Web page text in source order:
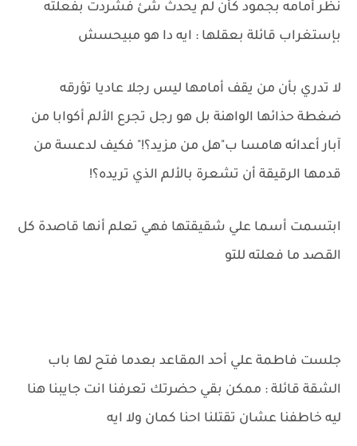
نظر أمامه بجمود كأن لم يحدث شئ فشردت بفعلته
بإستغراب قائلة بعقلها : ايه دا هو مبيحسش
لا تدري بأن من يقف أمامها ليس رجلا عاديا تؤرقه
ضغطة حذائها الواهنة بل هو رجل تجرع الألم أكوابا من
آبار أعدائه هامسا ب"هل من مزيد؟!" فكيف لدعسة من
قدمها الرقيقة أن تشعرة بالألم الذي تريده؟!
ابتسمت أسما علي شقيقتها فهي تعلم أنها قاصدة كل
القصد ما فعلته للتو
جلست فاطمة علي أحد المقاعد بعدما فتح لها باب
الشقة قائلة : ممكن بقي حضرتك تعرفنا انت جايبنا هنا
ليه خاطفنا عشان تقتلنا احنا كمان ولا ايه